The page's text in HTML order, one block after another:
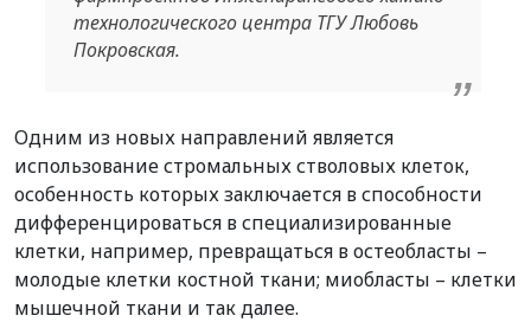
технологического центра ТГУ Любовь
Покровская.
Одним из новых направлений является
использование стромальных стволовых клеток,
особенность которых заключается в способности
дифференцироваться в специализированные
клетки, например, превращаться в остеобласты –
молодые клетки костной ткани; миобласты – клетки
мышечной ткани и так далее.